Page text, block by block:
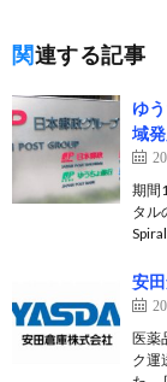
関連する記事
ゆ
域
期間
タル
安
医薬
ク運